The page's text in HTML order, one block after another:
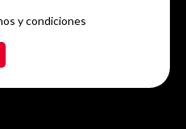
y condiciones